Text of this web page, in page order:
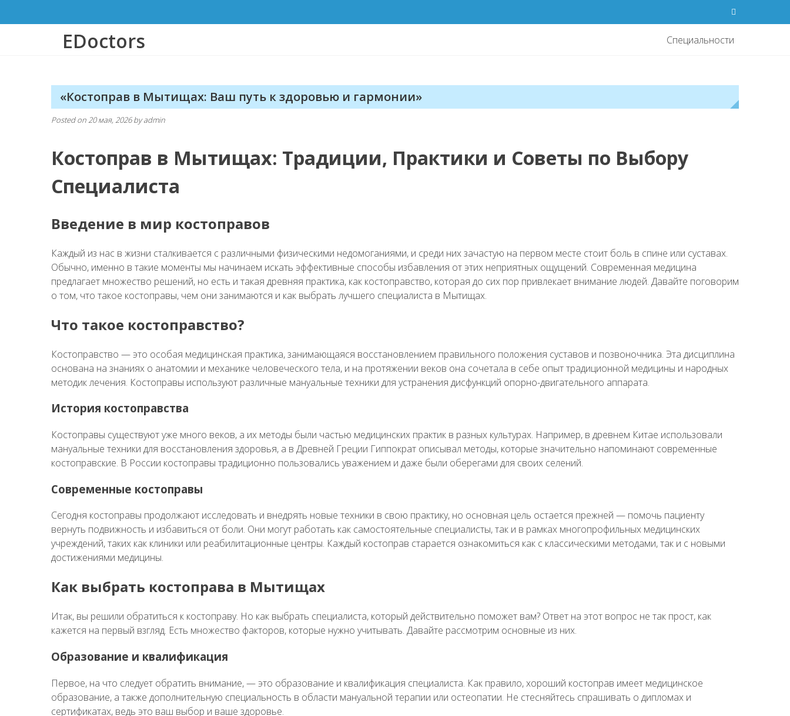
EDoctors Специальности
«Костоправ в Мытищах: Ваш путь к здоровью и гармонии»
Posted on 20 мая, 2026byadmin
Костоправ в Мытищах: Традиции, Практики и Советы по Выбору
Специалиста
Введение в мир костоправов
Каждый из нас в жизни сталкивается с различными физическими недомоганиями, и среди них зачастую на первом месте стоит боль в спине или суставах.
Обычно, именно в такие моменты мы начинаем искать эффективные способы избавления от этих неприятных ощущений. Современная медицина
предлагает множество решений, но есть и такая древняя практика, как костоправство, которая до сих пор привлекает внимание людей. Давайте поговорим
о том, что такое костоправы, чем они занимаются и как выбрать лучшего специалиста в Мытищах.
Что такое костоправство?
Костоправство — это особая медицинская практика, занимающаяся восстановлением правильного положения суставов и позвоночника. Эта дисциплина
основана на знаниях о анатомии и механике человеческого тела, и на протяжении веков она сочетала в себе опыт традиционной медицины и народных
методик лечения. Костоправы используют различные мануальные техники для устранения дисфункций опорно-двигательного аппарата.
История костоправства
Костоправы существуют уже много веков, а их методы были частью медицинских практик в разных культурах. Например, в древнем Китае использовали
мануальные техники для восстановления здоровья, а в Древней Греции Гиппократ описывал методы, которые значительно напоминают современные
костоправские. В России костоправы традиционно пользовались уважением и даже были оберегами для своих селений.
Современные костоправы
Сегодня костоправы продолжают исследовать и внедрять новые техники в свою практику, но основная цель остается прежней — помочь пациенту
вернуть подвижность и избавиться от боли. Они могут работать как самостоятельные специалисты, так и в рамках многопрофильных медицинских
учреждений, таких как клиники или реабилитационные центры. Каждый костоправ старается ознакомиться как с классическими методами, так и с новыми
достижениями медицины.
Как выбрать костоправа в Мытищах
Итак, вы решили обратиться к костоправу. Но как выбрать специалиста, который действительно поможет вам? Ответ на этот вопрос не так прост, как
кажется на первый взгляд. Есть множество факторов, которые нужно учитывать. Давайте рассмотрим основные из них.
Образование и квалификация
Первое, на что следует обратить внимание, — это образование и квалификация специалиста. Как правило, хороший костоправ имеет медицинское
образование, а также дополнительную специальность в области мануальной терапии или остеопатии. Не стесняйтесь спрашивать о дипломах и
сертификатах, ведь это ваш выбор и ваше здоровье.